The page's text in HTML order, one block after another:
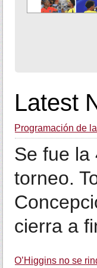
Latest
Programación de
Se fue la
torneo.
cierra a
O’Higgins no se